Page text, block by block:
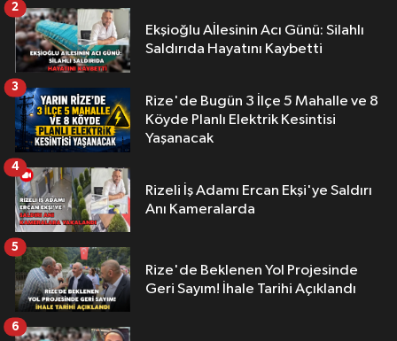
Ekşioğlu Aİlesinin Acı Günü: Silahlı
Saldırıda Hayatını Kaybetti
2
Rize'de Bugün 3 İlçe 5 Mahalle ve 8
Köyde Planlı Elektrik Kesintisi
Yaşanacak
3
Rizeli İş Adamı Ercan Ekşi'ye Saldırı
Anı Kameralarda
4
Rize'de Beklenen Yol Projesinde
Geri Sayım! İhale Tarihi Açıklandı
5
6